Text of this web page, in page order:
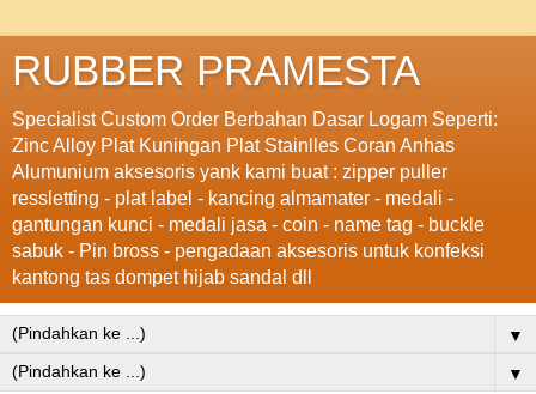
RUBBER PRAMESTA
Specialist Custom Order Berbahan Dasar Logam Seperti:
Zinc Alloy Plat Kuningan Plat Stainlles Coran Anhas
Alumunium aksesoris yank kami buat : zipper puller
ressletting - plat label - kancing almamater - medali -
gantungan kunci - medali jasa - coin - name tag - buckle
sabuk - Pin bross - pengadaan aksesoris untuk konfeksi
kantong tas dompet hijab sandal dll
▼
▼